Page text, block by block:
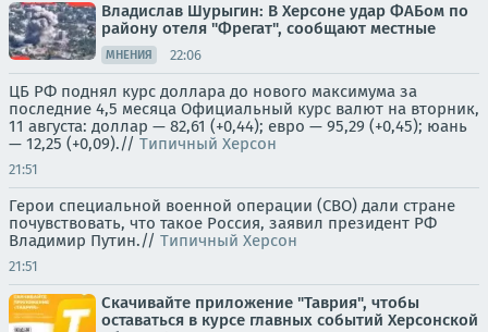
Владислав Шурыгин: В Херсоне удар ФАБом по
району отеля "Фрегат", сообщают местные
МНЕНИЯ 22:06
ЦБ РФ поднял курс доллара до нового максимума за
последние 4,5 месяца Официальный курс валют на вторник,
11 августа: доллар — 82,61 (+0,44); евро — 95,29 (+0,45); юань
— 12,25 (+0,09).// Типичный Херсон
21:51
Герои специальной военной операции (СВО) дали стране
почувствовать, что такое Россия, заявил президент РФ
Владимир Путин.// Типичный Херсон
21:51
Скачивайте приложение "Таврия", чтобы
оставаться в курсе главных событий Херсонской